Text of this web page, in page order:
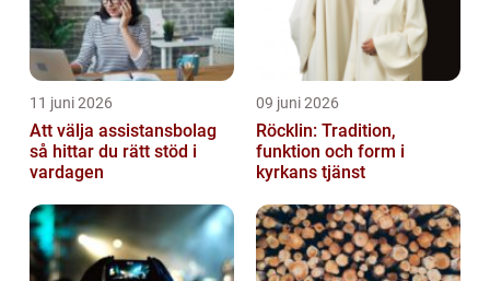
11 juni 2026
Att välja assistansbolag
så hittar du rätt stöd i
vardagen
09 juni 2026
Röcklin: Tradition,
funktion och form i
kyrkans tjänst